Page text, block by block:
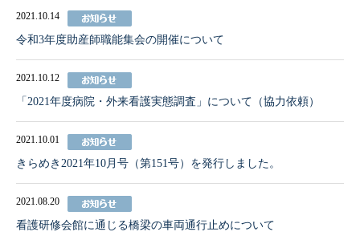
2021.10.14
令和3年度助産師職能集会の開催について
2021.10.12
「2021年度病院・外来看護実態調査」について（協力依頼）
2021.10.01
きらめき2021年10月号（第151号）を発行しました。
2021.08.20
看護研修会館に通じる橋梁の車両通行止めについて